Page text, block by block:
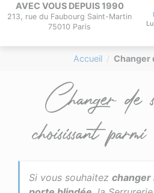
AVEC VOUS DEPUIS 1990
213, rue du Faubourg Saint-Martin
75010 Paris
Accueil Changer
Changer de
choisissant
Si vous souhaitez changer